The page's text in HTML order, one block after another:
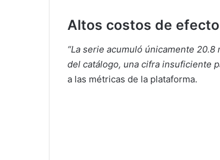
Altos costos de
“La serie acumuló únicamente
del catálogo, una cifra insuficiente
a las métricas de la plataforma.